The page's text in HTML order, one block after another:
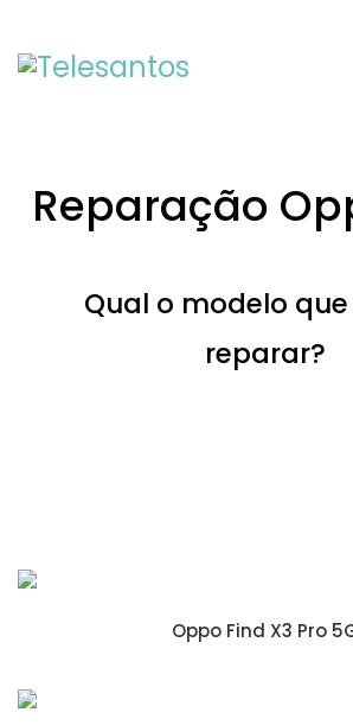
Reparação
Qual o modelo
reparar?
Oppo Find X3 Pro